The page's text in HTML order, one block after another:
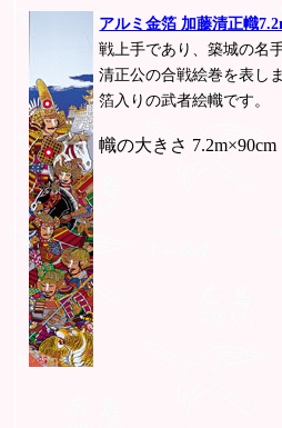
アルミ金箔 加藤清正幟
戦上手であり、築城の名
清正公の合戦絵巻を表し
箔入りの武者絵幟です。
幟の大きさ 7.2m×90cm